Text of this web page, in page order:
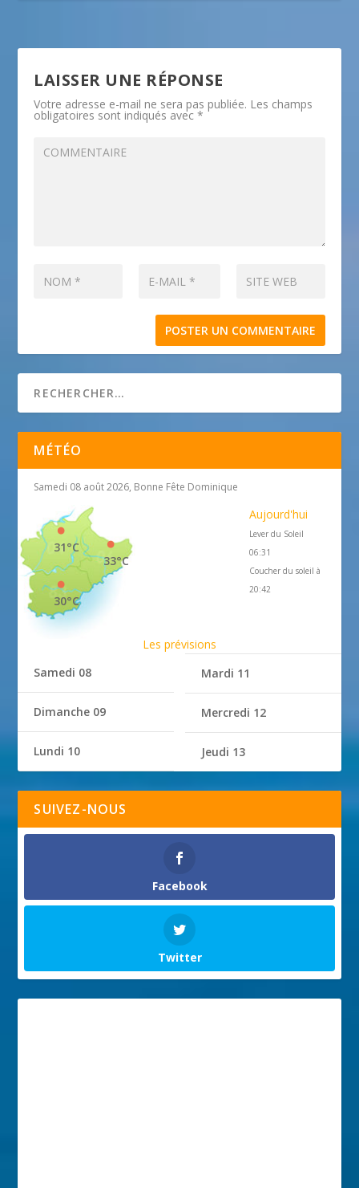
LAISSER UNE RÉPONSE
Votre adresse e-mail ne sera pas publiée. Les champs
obligatoires sont indiqués avec*
MÉTÉO
Samedi 08 août 2026, Bonne Fête Dominique
33°C
31°C
30°C
Aujourd'hui
Lever du Soleil
06:31
Coucher du soleil à
20:42
Les prévisions
Samedi 08
Dimanche 09
Lundi 10
Mardi 11
Mercredi 12
Jeudi 13
SUIVEZ-NOUS
Facebook
Twitter